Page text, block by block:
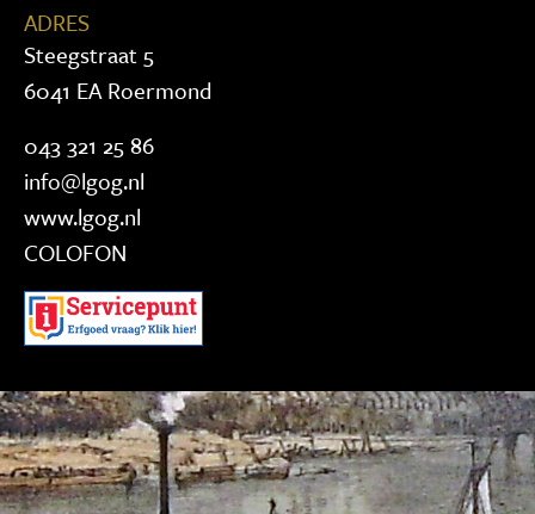
ADRES
Steegstraat 5
6041 EA Roermond
043 321 25 86
info@lgog.nl
www.lgog.nl
COLOFON